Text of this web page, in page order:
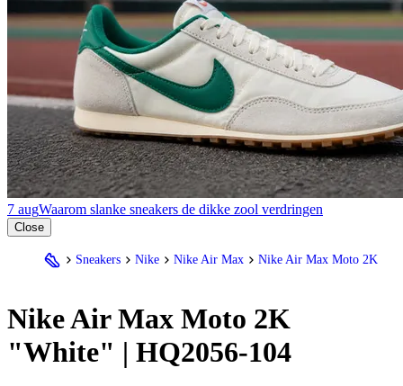
7 augWaarom slanke sneakers de dikke zool verdringen
Close
Sneakers Nike Nike Air Max Nike Air Max Moto 2K
NikeAir Max Moto 2K
"White" | HQ2056-104